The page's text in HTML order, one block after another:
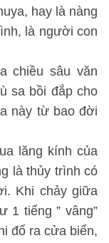
hay là nàng
là người con
chiều sâu văn
sa bồi đắp cho
này từ bao đời
lăng kính của
là thủy trình có
Khi chảy giữa
1 tiếng ” vâng”
đổ ra cửa biển,